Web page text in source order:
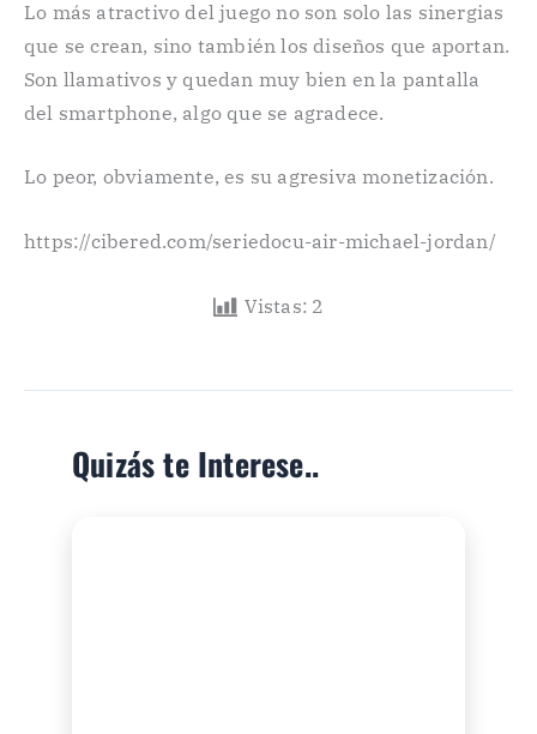
Lo más atractivo del juego no son solo las sinergias
que se crean, sino también los diseños que aportan.
Son llamativos y quedan muy bien en la pantalla
del smartphone, algo que se agradece.
Lo peor, obviamente, es su agresiva monetización.
https://cibered.com/seriedocu-air-michael-jordan/
Vistas: 2
Quizás te Interese..